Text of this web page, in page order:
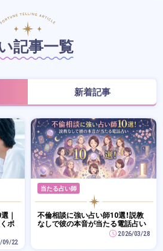
記事一覧
新着記事
｜
ポ
09/22
当たる占い師
不倫相談に強い占い師10選！説教
なしで彼の本音が当たる電話占い
2026/03/28